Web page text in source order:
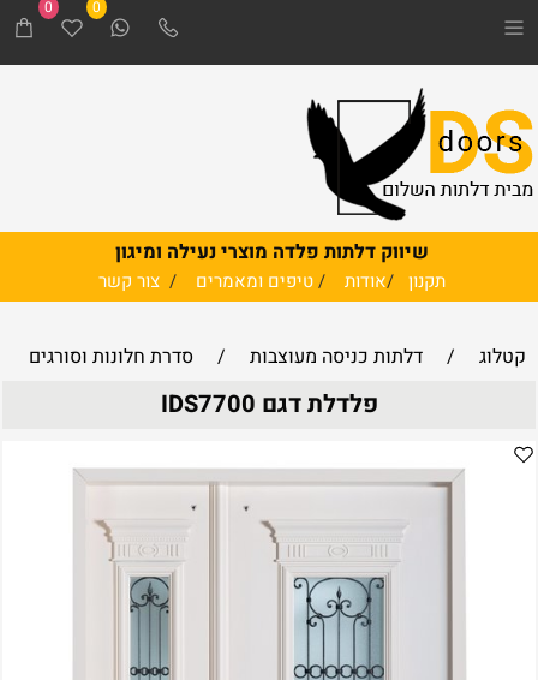
שיווק דלתות פלדה מוצרי נעילה ומיגון
תקנון /אודות /טיפים ומאמרים /צור קשר
0 0
קטלוג / דלתות כניסה מעוצבות / סדרת חלונות וסורגים
פלדלת דגם IDS7700